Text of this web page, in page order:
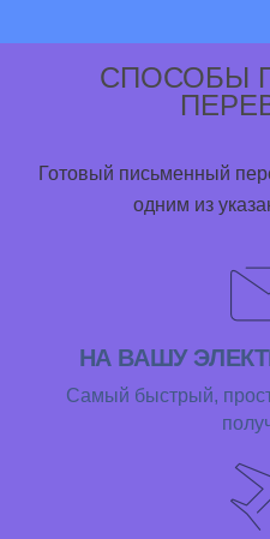
СПОСОБЫ
Готовый письменный
одним из
НА ВАШУ
Самый быстрый,